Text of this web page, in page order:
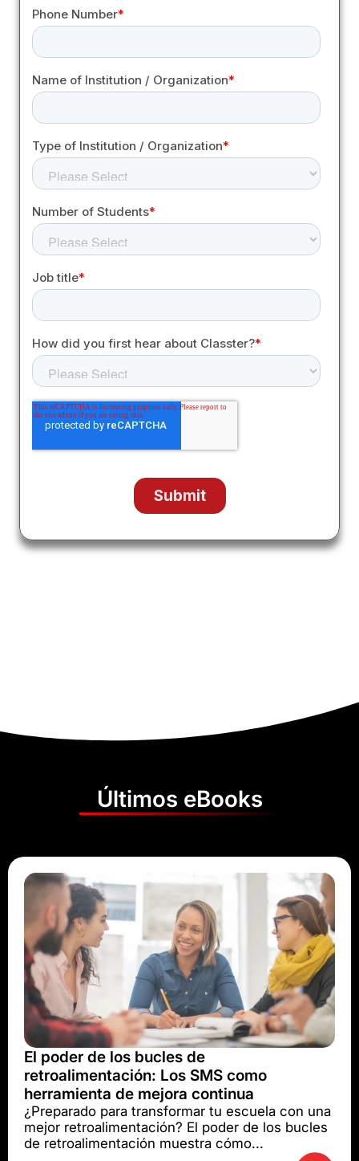
Últimos eBooks
El poder de los bucles de
retroalimentación: Los SMS como
herramienta de mejora continua
¿Preparado para transformar tu escuela con una
mejor retroalimentación? El poder de los bucles
de retroalimentación muestra cómo...